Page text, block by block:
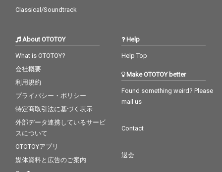
Classical/Soundtrack
About OTOTOY
What is OTOTOY?
会社概要
利用規約
プライバシー・ポリシー
特定商取引法に基づく表示
外部データ連携しているサービ
スについて
OTOTOYアプリ
媒体資料と広告のご案内
Help
Help Top
Make OTOTOY better
Found something weird? Please
mail us
Contact
退会